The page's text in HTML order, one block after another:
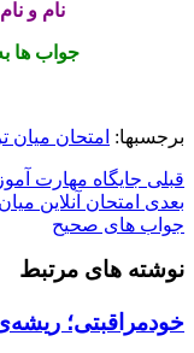
نام و
جواب ها به
برجسبها: امتحان
قبلی جايگاه مهارت
بعدی امتحان آنلاین
جواب های صحیح
نوشته های مرتبط
خودمراقبتی؛